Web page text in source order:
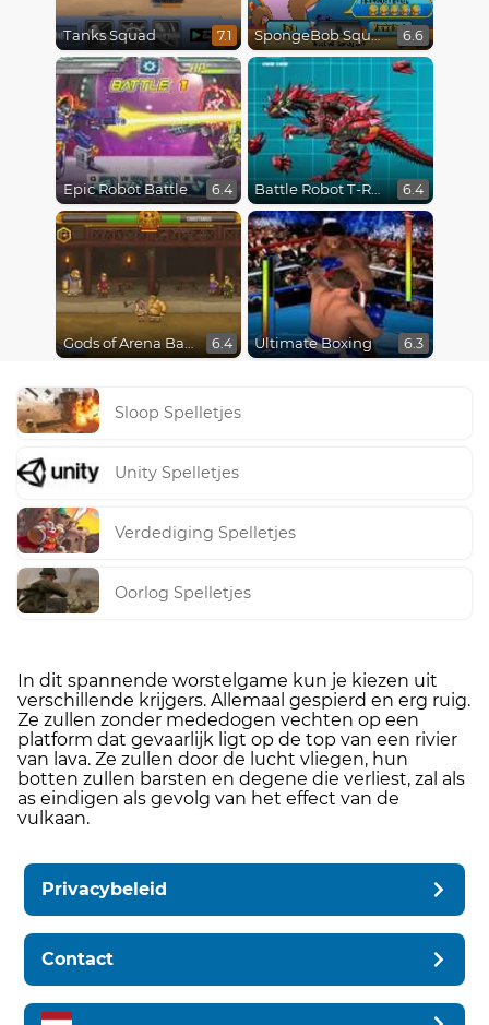
Tanks Squad 7.1 SpongeBob SquarePants : Monster Island Adventures 6.6
Epic Robot Battle 6.4 Battle Robot T-Rex Age 6.4
Gods of Arena Battles 6.4 Ultimate Boxing 6.3
Sloop Spelletjes
Unity Spelletjes
Verdediging Spelletjes
Oorlog Spelletjes
In dit spannende worstelgame kun je kiezen uit
verschillende krijgers. Allemaal gespierd en erg ruig.
Ze zullen zonder mededogen vechten op een
platform dat gevaarlijk ligt op de top van een rivier
van lava. Ze zullen door de lucht vliegen, hun
botten zullen barsten en degene die verliest, zal als
as eindigen als gevolg van het effect van de
vulkaan.
Privacybeleid
Contact